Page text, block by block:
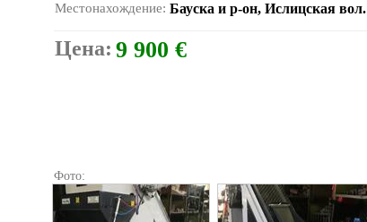
Местонахождение: Бауска и р-он, Ислицская вол.
Цена: 9 900 €
Фото: